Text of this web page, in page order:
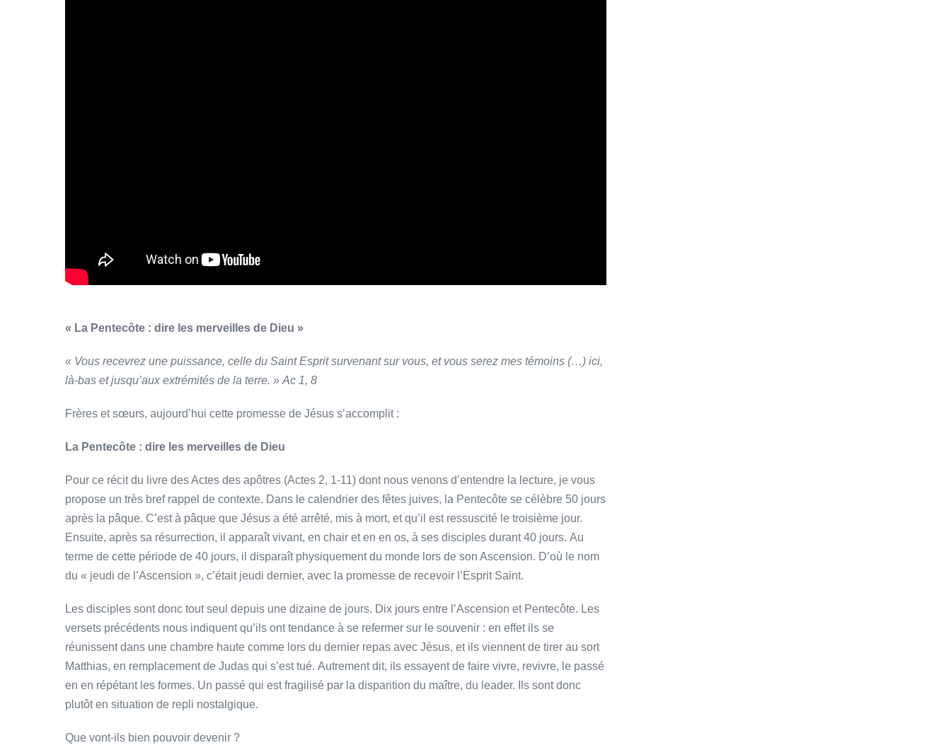
« La Pentecôte : dire les merveilles de Dieu »
« Vous recevrez une puissance, celle du Saint Esprit survenant sur vous, et vous serez mes témoins (…) ici,
là-bas et jusqu’aux extrémités de la terre. » Ac 1, 8
Frères et sœurs, aujourd’hui cette promesse de Jésus s’accomplit :
La Pentecôte : dire les merveilles de Dieu
Pour ce récit du livre des Actes des apôtres (Actes 2, 1-11) dont nous venons d’entendre la lecture, je vous
propose un très bref rappel de contexte. Dans le calendrier des fêtes juives, la Pentecôte se célèbre 50 jours
après la pâque. C’est à pâque que Jésus a été arrêté, mis à mort, et qu’il est ressuscité le troisième jour.
Ensuite, après sa résurrection, il apparaît vivant, en chair et en en os, à ses disciples durant 40 jours. Au
terme de cette période de 40 jours, il disparaît physiquement du monde lors de son Ascension. D’où le nom
du « jeudi de l’Ascension », c’était jeudi dernier, avec la promesse de recevoir l’Esprit Saint.
Les disciples sont donc tout seul depuis une dizaine de jours. Dix jours entre l’Ascension et Pentecôte. Les
versets précédents nous indiquent qu’ils ont tendance à se refermer sur le souvenir : en effet ils se
réunissent dans une chambre haute comme lors du dernier repas avec Jésus, et ils viennent de tirer au sort
Matthias, en remplacement de Judas qui s’est tué. Autrement dit, ils essayent de faire vivre, revivre, le passé
en en répétant les formes. Un passé qui est fragilisé par la disparition du maître, du leader. Ils sont donc
plutôt en situation de repli nostalgique.
Que vont-ils bien pouvoir devenir ?